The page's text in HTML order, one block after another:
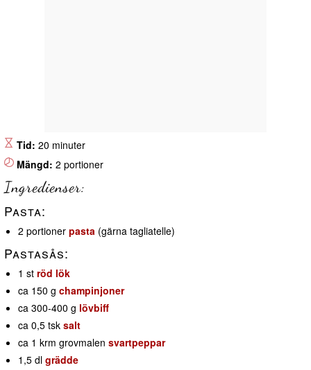
Tid: 20 minuter
Mängd: 2 portioner
Ingredienser:
Pasta:
2 portioner pasta (gärna tagliatelle)
Pastasås:
1 st röd lök
ca 150 g champinjoner
ca 300-400 g lövbiff
ca 0,5 tsk salt
ca 1 krm grovmalen svartpeppar
1,5 dl grädde